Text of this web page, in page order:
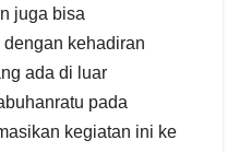
juga bisa
kehadiran
ada di luar
pada
kegiatan ini ke